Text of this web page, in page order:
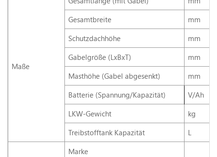
Maße
Gesamtbreite
mm
Schutzdachhöhe
mm
Gabelgröße (LxBxT)
mm
Masthöhe (Gabel abgesenkt)
mm
Batterie (Spannung/Kapazität)
V/Ah
LKW-Gewicht
kg
Treibstofftank Kapazität
L
Marke